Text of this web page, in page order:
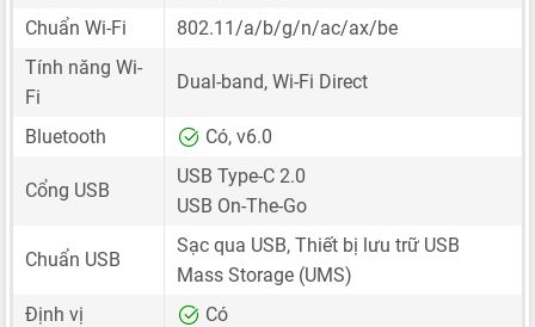
Chuẩn Wi-Fi
802.11/a/b/g/n/ac/ax/be
Tính năng Wi-
Fi
Dual-band, Wi-Fi Direct
Bluetooth Có, v6.0
Cổng USB
USB Type-C 2.0
USB On-The-Go
Chuẩn USB
Sạc qua USB, Thiết bị lưu trữ USB
Mass Storage (UMS)
Định vị
Có